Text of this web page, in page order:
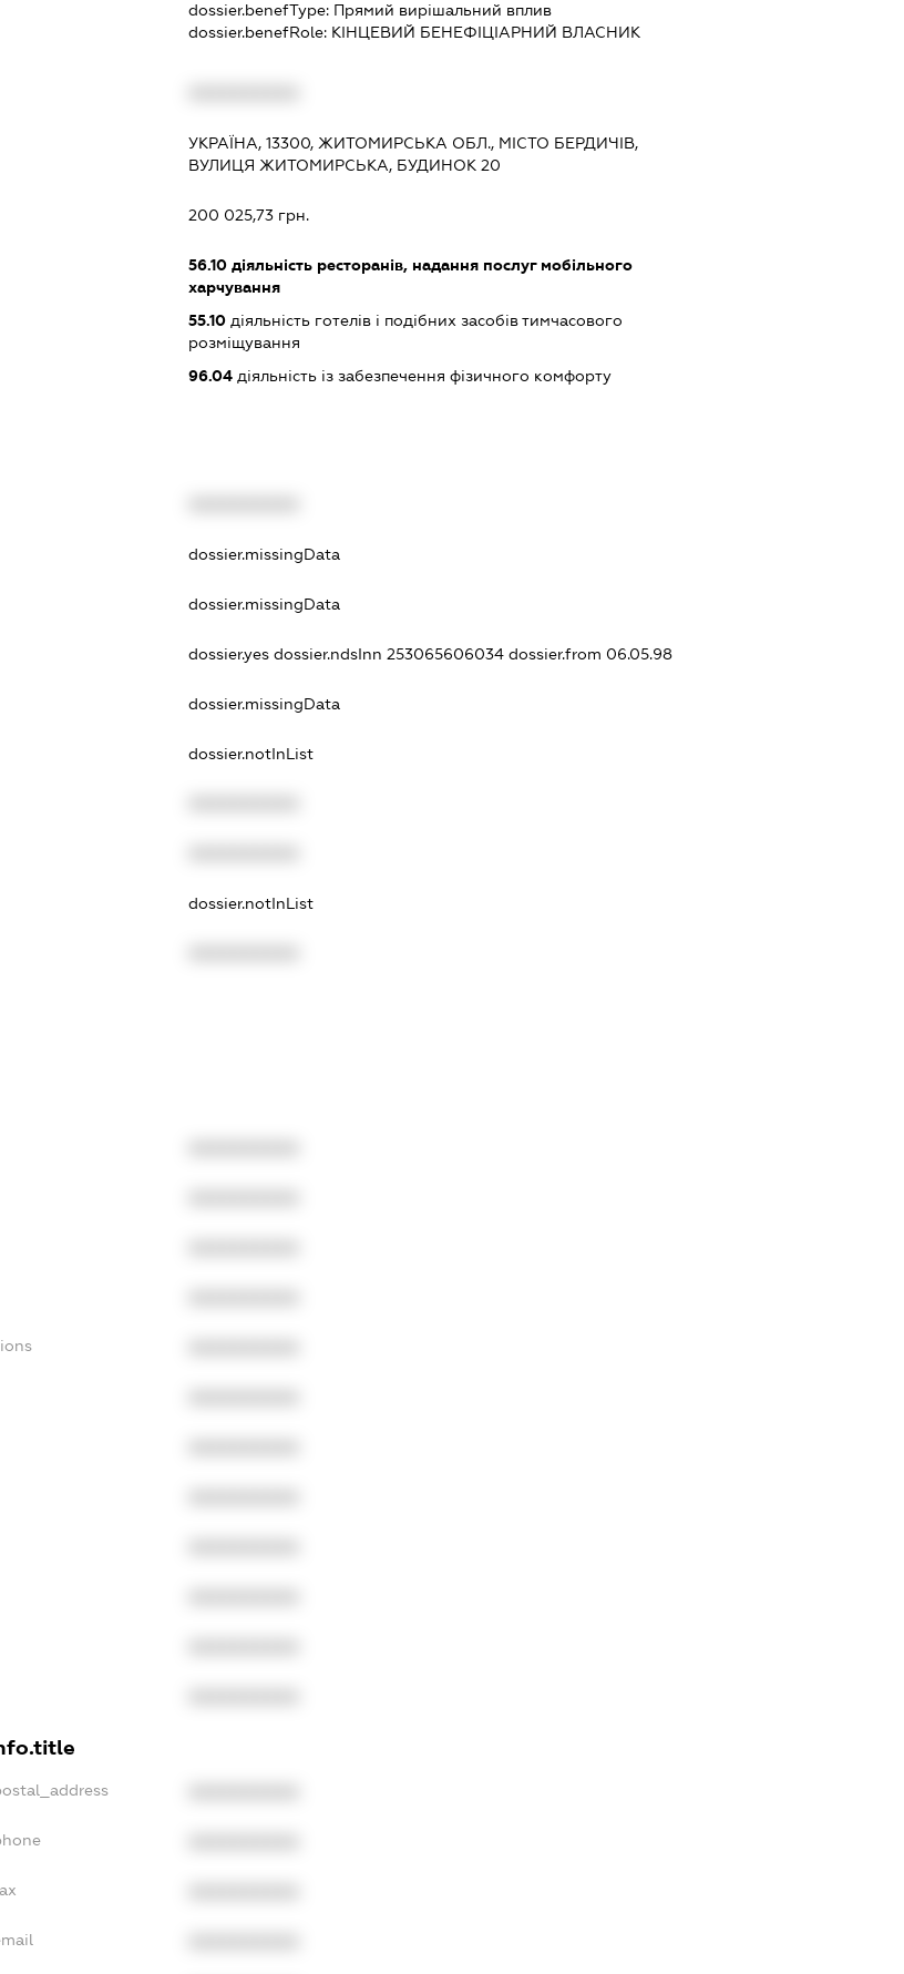
dossier.benefType: Прямий вирішальний вплив
dossier.benefRole: КІНЦЕВИЙ БЕНЕФІЦІАРНИЙ ВЛАСНИК
УКРАЇНА, 13300, ЖИТОМИРСЬКА ОБЛ., МІСТО БЕРДИЧІВ,
ВУЛИЦЯ ЖИТОМИРСЬКА, БУДИНОК 20
200 025,73 грн.
56.10діяльність ресторанів, надання послуг мобільного
харчування
55.10діяльність готелів і подібних засобів тимчасового
розміщування
96.04діяльність із забезпечення фізичного комфорту
dossier.missingData
dossier.missingData
dossier.yes dossier.ndsInn 253065606034 dossier.from 06.05.98
dossier.missingData
dossier.notInList
dossier.notInList